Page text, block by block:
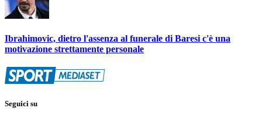
Ibrahimovic, dietro l'assenza al funerale di Baresi c'è una
motivazione strettamente personale
Seguici su